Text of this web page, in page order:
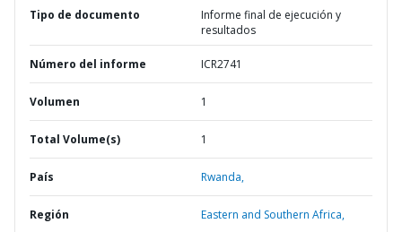
Tipo de documento
Informe final de ejecución y
resultados
Número del informe ICR2741
Volumen 1
Total Volume(s) 1
País Rwanda,
Región Eastern and Southern Africa,